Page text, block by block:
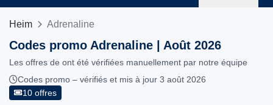
Heim Adrenaline
Codes promo Adrenaline | Août 2026
Les offres de ont été vérifiées manuellement par notre équipe
Codes promo – vérifiés et mis à jour 3 août 2026
10 offres